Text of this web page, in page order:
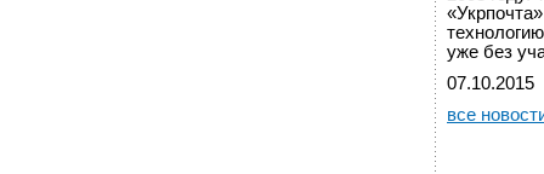
уже без
07.10.2015
все